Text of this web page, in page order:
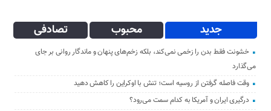
جدید محبوب تصادفی
خشونت فقط بدن را زخمی نمی‌کند، بلکه زخم‌های پنهان و ماندگار روانی بر جای
می‌گذارد
وقت فاصله گرفتن از روسیه است؛ تنش با اوکراین را کاهش دهید
درگیری ایران و آمریکا به کدام سمت می‌رود؟